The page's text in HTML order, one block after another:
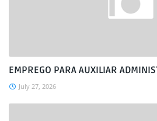
EMPREGO PARA AUXILIAR
July 27, 2026